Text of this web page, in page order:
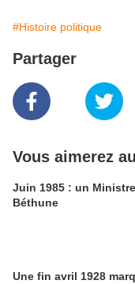
#Histoire politique
Partager
Vous aimerez
Juin 1985 : un
Béthune
Une fin avril 1928 marquée par des